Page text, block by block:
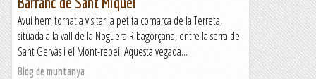
Avui hem tornat a visitar la petita comarca de la Terreta,
situada a la vall de la Noguera Ribagorçana, entre la serra de
Sant Gervàs i el Mont-rebei. Aquesta vegada...
Blog de muntanya